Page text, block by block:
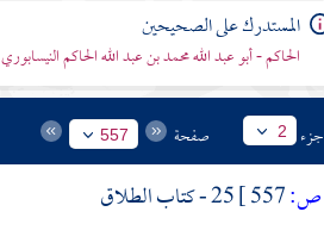
المستدرك على الصحيحين
الحاكم - أبو عبد الله محمد بن عبد الله الحاكم النيسابوري
جزء 2 صفحة 557
ص:
25 - كتاب الطلاق